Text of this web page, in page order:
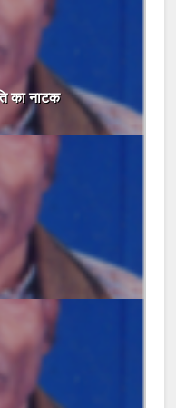
का नाटक